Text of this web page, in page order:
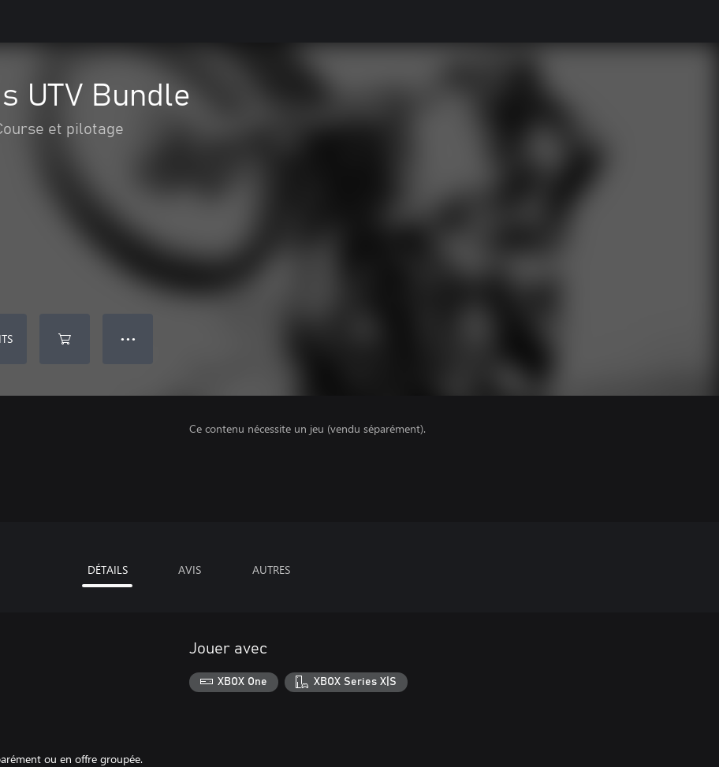
UTV Bundle
et pilotage
● ● ●
Ce contenu nécessite un jeu (vendu séparément).
DÉTAILS AVIS AUTRES
ou en offre groupée.
Jouer avec
XBOX One XBOX Series X|S